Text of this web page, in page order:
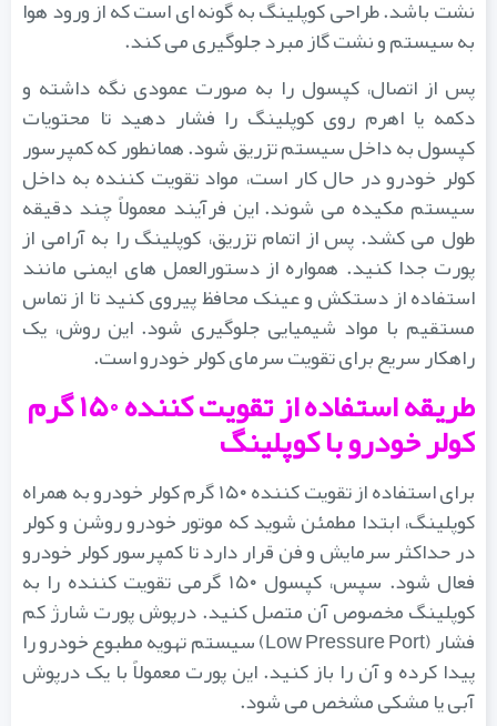
نشت باشد. طراحی کوپلینگ به گونه ای است که از ورود هوا
به سیستم و نشت گاز مبرد جلوگیری می کند.
پس از اتصال، کپسول را به صورت عمودی نگه داشته و
دکمه یا اهرم روی کوپلینگ را فشار دهید تا محتویات
کپسول به داخل سیستم تزریق شود. همانطور که کمپرسور
کولر خودرو در حال کار است، مواد تقویت کننده به داخل
سیستم مکیده می شوند. این فرآیند معمولاً چند دقیقه
طول می کشد. پس از اتمام تزریق، کوپلینگ را به آرامی از
پورت جدا کنید. همواره از دستورالعمل های ایمنی مانند
استفاده از دستکش و عینک محافظ پیروی کنید تا از تماس
مستقیم با مواد شیمیایی جلوگیری شود. این روش، یک
راهکار سریع برای تقویت سرمای کولر خودرو است.
طریقه استفاده از تقویت کننده ۱۵۰ گرم
کولر خودرو با کوپلینگ
برای استفاده از تقویت کننده ۱۵۰ گرم کولر خودرو به همراه
کوپلینگ، ابتدا مطمئن شوید که موتور خودرو روشن و کولر
در حداکثر سرمایش و فن قرار دارد تا کمپرسور کولر خودرو
فعال شود. سپس، کپسول ۱۵۰ گرمی تقویت کننده را به
کوپلینگ مخصوص آن متصل کنید. درپوش پورت شارژ کم
فشار (Low Pressure Port) سیستم تهویه مطبوع خودرو را
پیدا کرده و آن را باز کنید. این پورت معمولاً با یک درپوش
آبی یا مشکی مشخص می شود.